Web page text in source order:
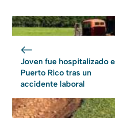
Joven fue hospitalizado
Puerto Rico tras un
accidente laboral